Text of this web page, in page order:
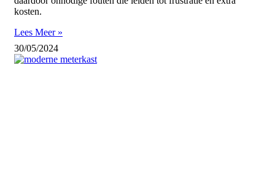
kosten.
Lees Meer »
30/05/2024